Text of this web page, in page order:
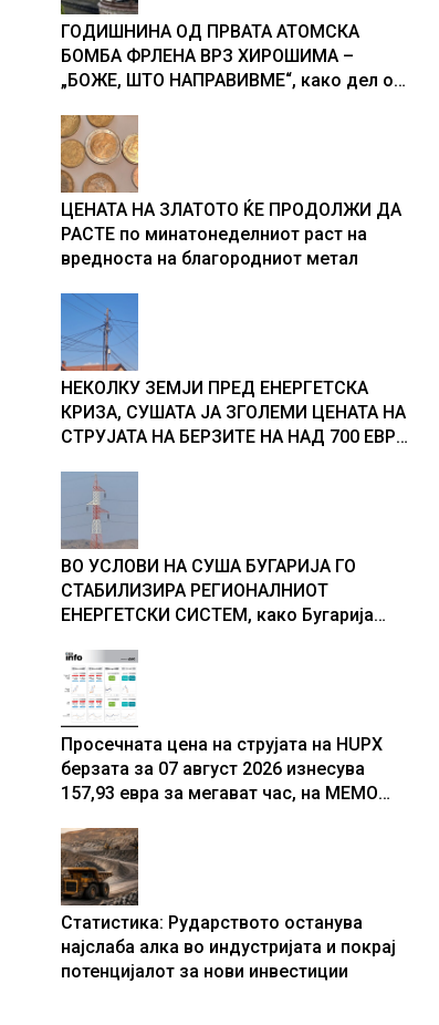
ГОДИШНИНА ОД ПРВАТА АТОМСКА
БОМБА ФРЛЕНА ВРЗ ХИРОШИМА –
„БОЖЕ, ШТО НАПРАВИВМЕ“, како дел од
учесниците во бомбардирањето го
доживуваа овој настан што го промени
текот на историјата
ЦЕНАТА НА ЗЛАТОТО ЌЕ ПРОДОЛЖИ ДА
РАСТЕ по минатонеделниот раст на
вредноста на благородниот метал
НЕКОЛКУ ЗЕМЈИ ПРЕД ЕНЕРГЕТСКА
КРИЗА, СУШАТА ЈА ЗГОЛЕМИ ЦЕНАТА НА
СТРУЈАТА НА БЕРЗИТЕ НА НАД 700 ЕВРА
ВО УСЛОВИ НА СУША БУГАРИЈА ГО
СТАБИЛИЗИРА РЕГИОНАЛНИОТ
ЕНЕРГЕТСКИ СИСТЕМ, како Бугарија
складирање на енергија од батерии
Просечната цена на струјата на HUPX
берзата за 07 август 2026 изнесува
157,93 евра за мегават час, на МЕМО
Статистика: Рударството останува
најслаба алка во индустријата и покрај
потенцијалот за нови инвестиции